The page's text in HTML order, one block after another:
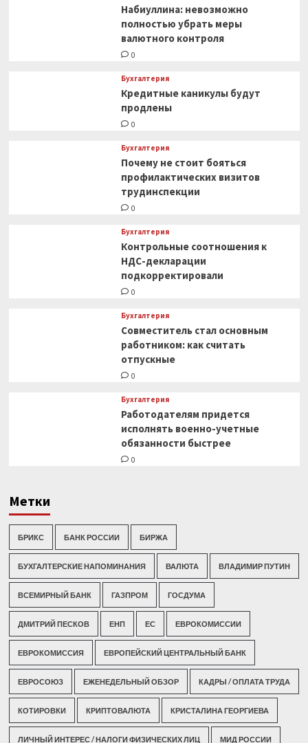
Набиуллина: невозможно
полностью убрать меры
валютного контроля
0
Бухгалтерия
Кредитные каникулы будут
продлены
0
Бухгалтерия
Почему не стоит бояться
профилактических визитов
трудинспекции
0
Бухгалтерия
Контрольные соотношения к
НДС-декларации
подкорректировали
0
Бухгалтерия
Совместитель стал основным
работником: как считать
отпускные
0
Бухгалтерия
Работодателям придется
исполнять военно-учетные
обязанности быстрее
0
Метки
БРИКС БАНК РОССИИ БИРЖА
БУХГАЛТЕРСКИЕ НАПОМИНАНИЯ ВАЛЮТА ВЛАДИМИР ПУТИН
ВСЕМИРНЫЙ БАНК ГАЗПРОМ ГОСДУМА
ДМИТРИЙ ПЕСКОВ ЕНП ЕС ЕВРОКОМИССИИ
ЕВРОКОМИССИЯ ЕВРОПЕЙСКИЙ ЦЕНТРАЛЬНЫЙ БАНК
ЕВРОСОЮЗ ЕЖЕНЕДЕЛЬНЫЙ ОБЗОР КАДРЫ / ОПЛАТА ТРУДА
КОТИРОВКИ КРИПТОВАЛЮТА КРИСТАЛИНА ГЕОРГИЕВА
ЛИЧНЫЙ ИНТЕРЕС / НАЛОГИ ФИЗИЧЕСКИХ ЛИЦ МИД РОССИИ